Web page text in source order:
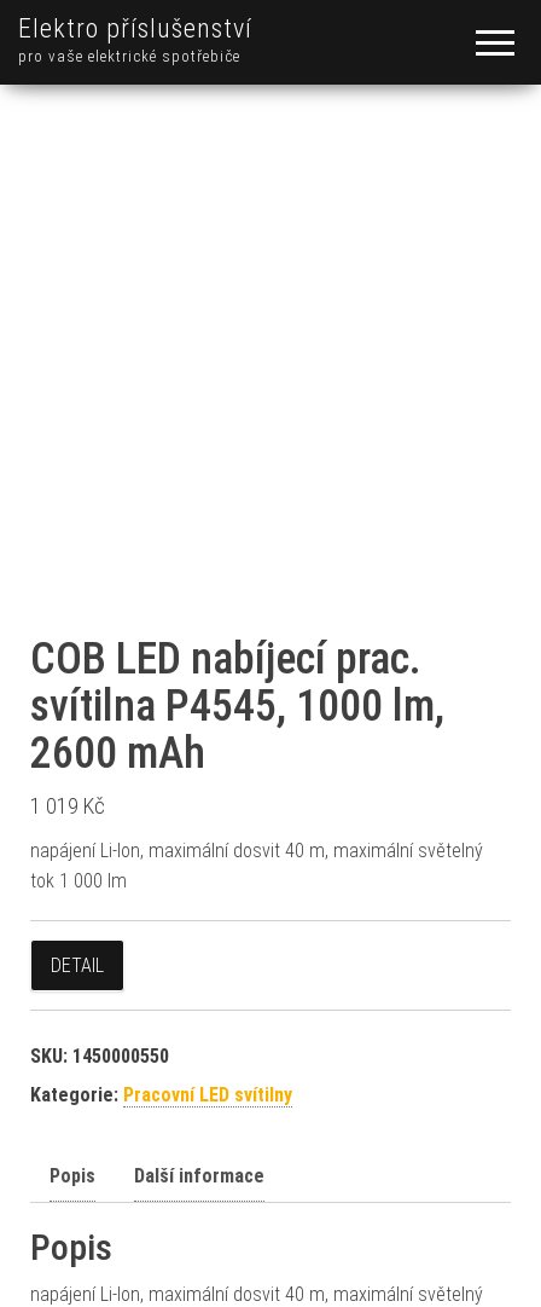
Elektro příslušenství
pro vaše elektrické spotřebiče
COB LED nabíjecí prac.
svítilna P4545, 1000 lm,
2600 mAh
1 019 Kč
napájení Li-Ion, maximální dosvit 40 m, maximální světelný
tok 1 000 lm
DETAIL
SKU: 1450000550
Kategorie: Pracovní LED svítilny
Popis Další informace
Popis
napájení Li-Ion, maximální dosvit 40 m, maximální světelný